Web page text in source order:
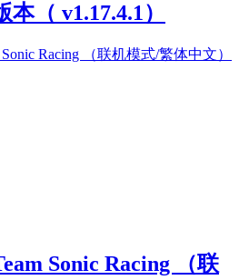
（ v1.17.4.1）
Sonic Racing （联